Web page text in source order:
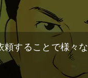
頼することで様々な